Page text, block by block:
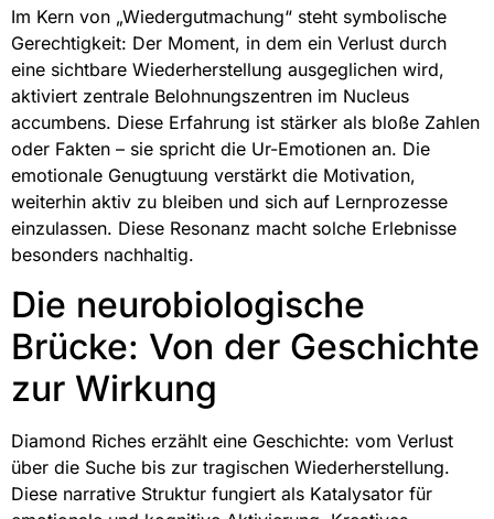
Im Kern von „Wiedergutmachung“ steht symbolische
Gerechtigkeit: Der Moment, in dem ein Verlust durch
eine sichtbare Wiederherstellung ausgeglichen wird,
aktiviert zentrale Belohnungszentren im Nucleus
accumbens. Diese Erfahrung ist stärker als bloße Zahlen
oder Fakten – sie spricht die Ur-Emotionen an. Die
emotionale Genugtuung verstärkt die Motivation,
weiterhin aktiv zu bleiben und sich auf Lernprozesse
einzulassen. Diese Resonanz macht solche Erlebnisse
besonders nachhaltig.
Die neurobiologische
Brücke: Von der Geschichte
zur Wirkung
Diamond Riches erzählt eine Geschichte: vom Verlust
über die Suche bis zur tragischen Wiederherstellung.
Diese narrative Struktur fungiert als Katalysator für